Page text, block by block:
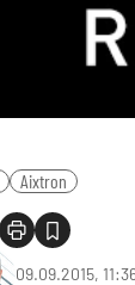
Aixtron
09.09.2015,